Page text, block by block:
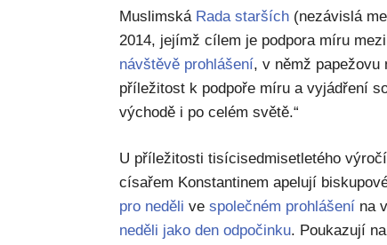
Muslimská Rada starších (nezávislá
2014, jejímž cílem je podpora míru
návštěvě prohlášení, v němž papežovu
příležitost k podpoře míru a vyjádření
východě i po celém světě.“
U příležitosti tisícisedmisetletého
císařem Konstantinem apelují
pro neděli vespolečném prohlášení na
neděli jako den odpočinku. Poukazují